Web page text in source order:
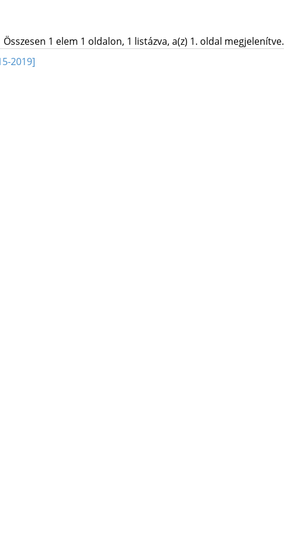
Összesen 1 elem 1 oldalon, 1 listázva, a(z) 1. oldal megjelenítve.
2019]